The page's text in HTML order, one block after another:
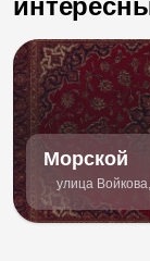
Морской
улица